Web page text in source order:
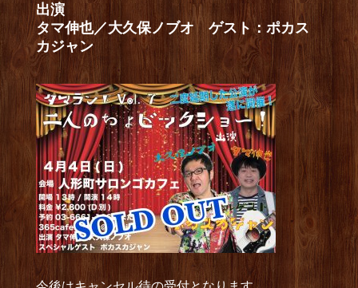
出演
タマ伸也／大久保ノブオ ゲスト：ポカス
カジャン